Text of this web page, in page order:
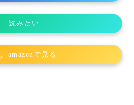
読みたい
amazonで見る